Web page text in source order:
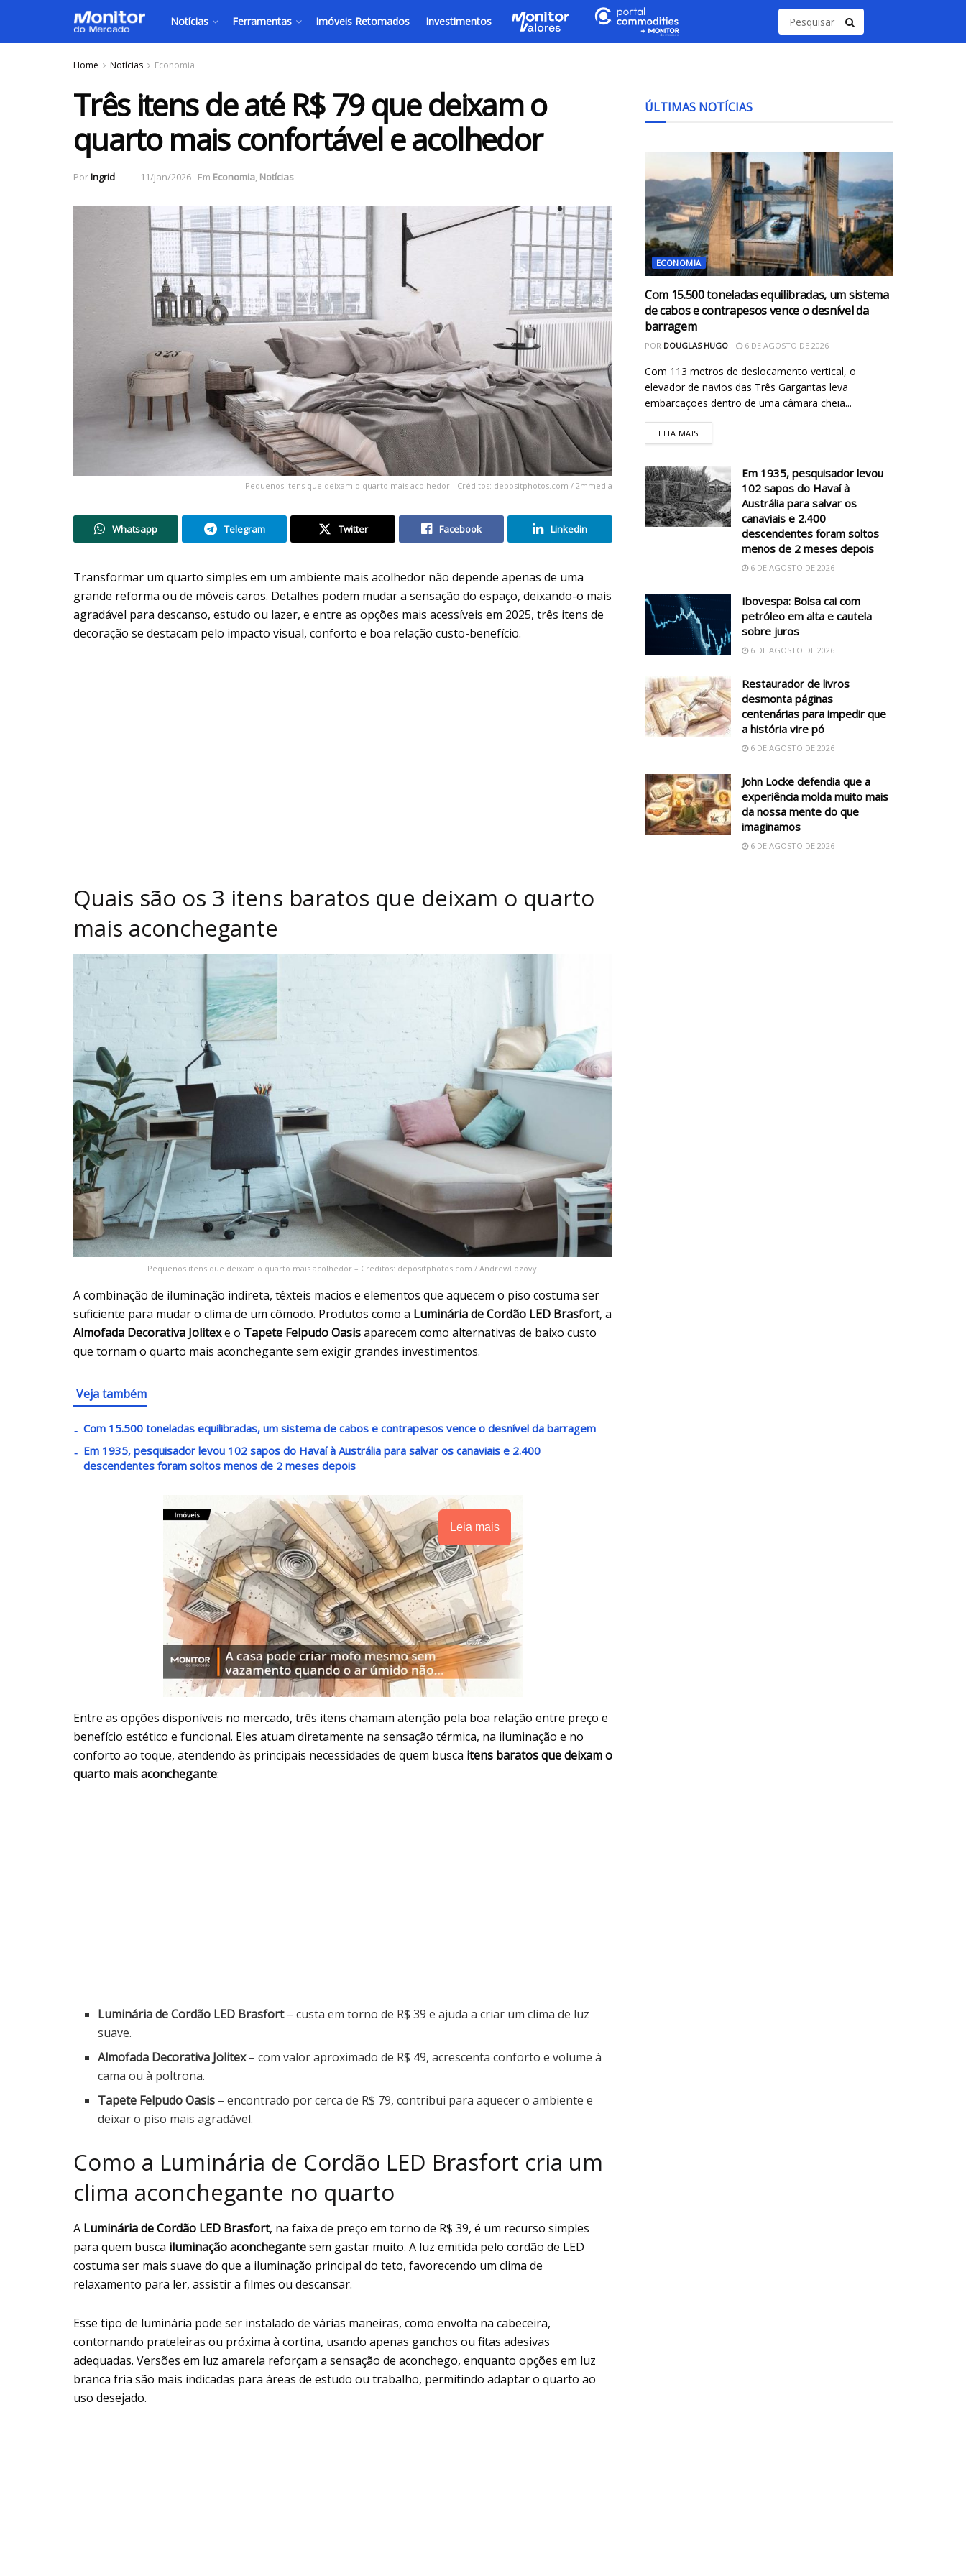
Notícias Ferramentas Imóveis Retomados Investimentos
Home Notícias Economia
Três itens de até R$ 79 que deixam o
quarto mais confortável e acolhedor
PorIngrid 11/jan/2026 Em Economia, Notícias
Pequenos itens que deixam o quarto mais acolhedor - Créditos: depositphotos.com / 2mmedia
Whatsapp Telegram Twitter Facebook Linkedin
Transformar um quarto simples em um ambiente mais acolhedor não depende apenas de uma
grande reforma ou de móveis caros. Detalhes podem mudar a sensação do espaço, deixando-o mais
agradável para descanso, estudo ou lazer, e entre as opções mais acessíveis em 2025, três itens de
decoração se destacam pelo impacto visual, conforto e boa relação custo-benefício.
Quais são os 3 itens baratos que deixam o quarto
mais aconchegante
Pequenos itens que deixam o quarto mais acolhedor – Créditos: depositphotos.com / AndrewLozovyi
A combinação de iluminação indireta, têxteis macios e elementos que aquecem o piso costuma ser
suficiente para mudar o clima de um cômodo. Produtos como a Luminária de Cordão LED Brasfort, a
Almofada Decorativa Jolitexe o Tapete Felpudo Oasisaparecem como alternativas de baixo custo
que tornam o quarto mais aconchegante sem exigir grandes investimentos.
Veja também
Com 15.500 toneladas equilibradas, um sistema de cabos e contrapesos vence o desnível da barragem
Em 1935, pesquisador levou 102 sapos do Havaí à Austrália para salvar os canaviais e 2.400
descendentes foram soltos menos de 2 meses depois
Leia mais
Entre as opções disponíveis no mercado, três itens chamam atenção pela boa relação entre preço e
benefício estético e funcional. Eles atuam diretamente na sensação térmica, na iluminação e no
conforto ao toque, atendendo às principais necessidades de quem busca itens baratos que deixam o
quarto mais aconchegante:
Luminária de Cordão LED Brasfort– custa em torno de R$ 39 e ajuda a criar um clima de luz
suave.
Almofada Decorativa Jolitex– com valor aproximado de R$ 49, acrescenta conforto e volume à
cama ou à poltrona.
Tapete Felpudo Oasis – encontrado por cerca de R$ 79, contribui para aquecer o ambiente e
deixar o piso mais agradável.
Como a Luminária de Cordão LED Brasfort cria um
clima aconchegante no quarto
A Luminária de Cordão LED Brasfort, na faixa de preço em torno de R$ 39, é um recurso simples
para quem busca iluminação aconchegantesem gastar muito. A luz emitida pelo cordão de LED
costuma ser mais suave do que a iluminação principal do teto, favorecendo um clima de
relaxamento para ler, assistir a filmes ou descansar.
Esse tipo de luminária pode ser instalado de várias maneiras, como envolta na cabeceira,
contornando prateleiras ou próxima à cortina, usando apenas ganchos ou fitas adesivas
adequadas. Versões em luz amarela reforçam a sensação de aconchego, enquanto opções em luz
branca fria são mais indicadas para áreas de estudo ou trabalho, permitindo adaptar o quarto ao
uso desejado.
ÚLTIMAS NOTÍCIAS
ECONOMIA
Com 15.500 toneladas equilibradas, um sistema
de cabos e contrapesos vence o desnível da
barragem
POR DOUGLAS HUGO 6 DE AGOSTO DE 2026
Com 113 metros de deslocamento vertical, o
elevador de navios das Três Gargantas leva
embarcações dentro de uma câmara cheia...
LEIA MAIS
Em 1935, pesquisador levou
102 sapos do Havaí à
Austrália para salvar os
canaviais e 2.400
descendentes foram soltos
menos de 2 meses depois
6 DE AGOSTO DE 2026
Ibovespa: Bolsa cai com
petróleo em alta e cautela
sobre juros
6 DE AGOSTO DE 2026
Restaurador de livros
desmonta páginas
centenárias para impedir que
a história vire pó
6 DE AGOSTO DE 2026
John Locke defendia que a
experiência molda muito mais
da nossa mente do que
imaginamos
6 DE AGOSTO DE 2026